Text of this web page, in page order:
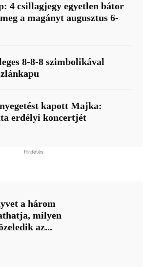
4 csillagjegy egyetlen bátor
a magányt augusztus 6-
8-8-8 szimbolikával
kapott Majka:
erdélyi koncertjét
Hirdetés
a három
milyen
az...